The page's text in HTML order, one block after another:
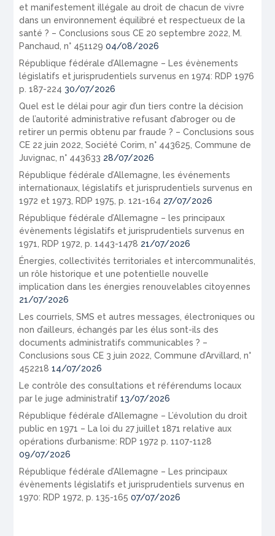
et manifestement illégale au droit de chacun de vivre
dans un environnement équilibré et respectueux de la
santé ? – Conclusions sous CE 20 septembre 2022, M.
Panchaud, n° 451129 04/08/2026
République fédérale d’Allemagne – Les évènements
législatifs et jurisprudentiels survenus en 1974: RDP 1976
p. 187-224 30/07/2026
Quel est le délai pour agir d’un tiers contre la décision
de l’autorité administrative refusant d’abroger ou de
retirer un permis obtenu par fraude ? – Conclusions sous
CE 22 juin 2022, Société Corim, n° 443625, Commune de
Juvignac, n° 443633 28/07/2026
République fédérale d’Allemagne, les événements
internationaux, législatifs et jurisprudentiels survenus en
1972 et 1973, RDP 1975, p. 121-164 27/07/2026
République fédérale d’Allemagne – les principaux
évènements législatifs et jurisprudentiels survenus en
1971, RDP 1972, p. 1443-1478 21/07/2026
Énergies, collectivités territoriales et intercommunalités,
un rôle historique et une potentielle nouvelle
implication dans les énergies renouvelables citoyennes
21/07/2026
Les courriels, SMS et autres messages, électroniques ou
non d’ailleurs, échangés par les élus sont-ils des
documents administratifs communicables ? –
Conclusions sous CE 3 juin 2022, Commune d’Arvillard, n°
452218 14/07/2026
Le contrôle des consultations et référendums locaux
par le juge administratif 13/07/2026
République fédérale d’Allemagne – L’évolution du droit
public en 1971 – La loi du 27 juillet 1871 relative aux
opérations d’urbanisme: RDP 1972 p. 1107-1128
09/07/2026
République fédérale d’Allemagne – Les principaux
évènements législatifs et jurisprudentiels survenus en
1970: RDP 1972, p. 135-165 07/07/2026